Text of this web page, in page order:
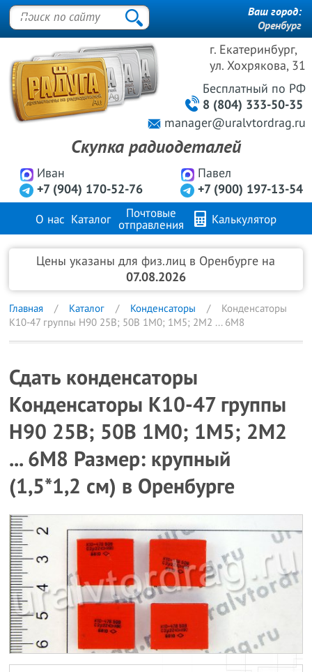
г. Екатеринбург,
ул. Хохрякова, 31
Иван
+7 (904) 170-52-76
Павел
+7 (900) 197-13-54
Бесплатный по РФ
8 (804) 333-50-35
manager@uralvtordrag.ru
Скупка радиодеталей
Ваш город:
Оренбург
О нас Каталог
Почтовые
отправления
Калькулятор
Продажа металлов Контакты
Цены указаны для физ.лиц в Оренбурге на
07.08.2026
Главная Каталог Конденсаторы
Конденсаторы
К10-47 группы Н90 25В; 50В 1М0; 1М5; 2М2 ... 6М8
Сдать конденсаторы
Конденсаторы К10-47 группы
Н90 25В; 50В 1М0; 1М5; 2М2
... 6М8 Размер: крупный
(1,5*1,2 см) в Оренбурге